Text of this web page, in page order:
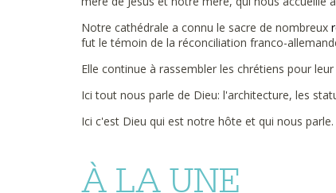
Notre cathédrale a connu le sacre de nombreux
fut le témoin de la réconciliation franco-
Elle continue à rassembler les chrétiens pour
Ici tout nous parle de Dieu: l'architecture, les
Ici c'est Dieu qui est notre hôte et qui nous parle.
À LA UNE